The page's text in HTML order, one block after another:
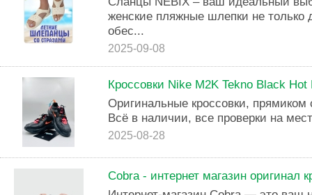
женские пляжные шлепки не только
обес...
2025-09-08
Кроссовки Nike M2K Tekno Black Hot
Оригинальные кроссовки,
Всё в наличии, все проверки на
2025-08-28
Cobra - интернет магазин оригинал